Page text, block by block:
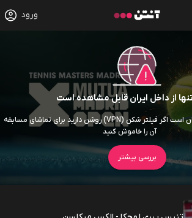
ورود
تنها از داخل ایران قابل مشاهده است
آی پی شما خارج از ایران است اگر فیلتر شکن (VPN) روشن دارید برای تماشای مسابقه
آن را خاموش کنید
بررسی بیشتر